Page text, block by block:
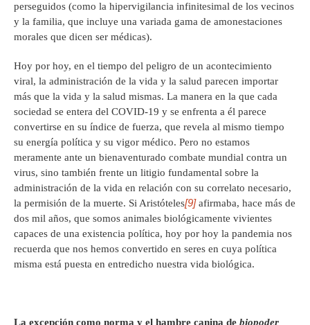
perseguidos (como la hipervigilancia infinitesimal de los vecinos
y la familia, que incluye una variada gama de amonestaciones
morales que dicen ser médicas).
Hoy por hoy, en el tiempo del peligro de un acontecimiento
viral, la administración de la vida y la salud parecen importar
más que la vida y la salud mismas. La manera en la que cada
sociedad se entera del COVID-19 y se enfrenta a él parece
convertirse en su índice de fuerza, que revela al mismo tiempo
su energía política y su vigor médico. Pero no estamos
meramente ante un bienaventurado combate mundial contra un
virus, sino también frente un litigio fundamental sobre la
administración de la vida en relación con su correlato necesario,
la permisión de la muerte. Si Aristóteles[9]afirmaba, hace más de
dos mil años, que somos animales biológicamente vivientes
capaces de una existencia política, hoy por hoy la pandemia nos
recuerda que nos hemos convertido en seres en cuya política
misma está puesta en entredicho nuestra vida biológica.
La excepción como norma y el hambre canina de biopoder